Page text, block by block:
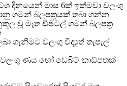
දිනයෙන් මාස 6ක් ඉක්මවා වලංගු
ගමන් බලපත්‍රයක් තබා ගන්න
වූ මෑත ඩිජිටල් ගමන් බලපත්‍ර
ගැනීමට වලංගු විද්‍යුත් තැපැල්
වලංගු ණය හෝ ඩෙබිට් කාඩ්පතක්